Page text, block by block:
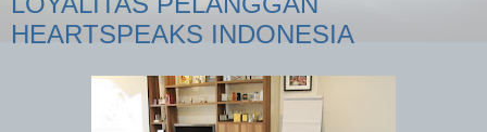
HEARTSPEAKS INDONESIA